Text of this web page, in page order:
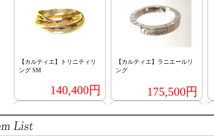
【カルティエ】トリニティリ
ング SM
140,400円
【カルティエ】ラニエールリ
ング
175,500円